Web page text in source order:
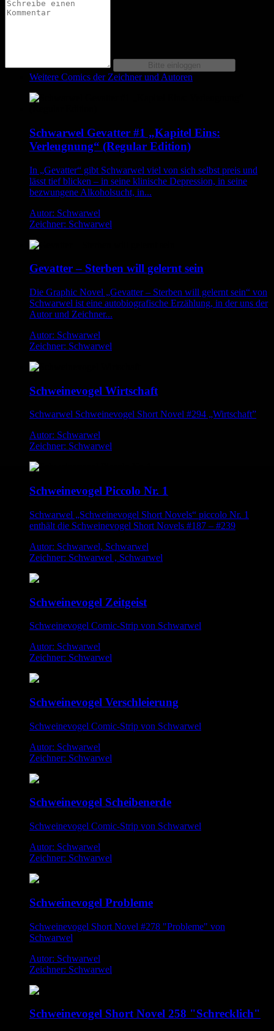
Weitere Comics der Zeichner und Autoren
Schwarwel Gevatter #1 „Kapitel Eins:
Verleugnung“ (Regular Edition)
In „Gevatter“ gibt Schwarwel viel von sich selbst preis und
lässt tief blicken – in seine klinische Depression, in seine
bezwungene Alkoholsucht, in...
Autor: Schwarwel
Zeichner: Schwarwel
Gevatter – Sterben will gelernt sein
Die Graphic Novel „Gevatter – Sterben will gelernt sein“ von
Schwarwel ist eine autobiografische Erzählung, in der uns der
Autor und Zeichner...
Autor: Schwarwel
Zeichner: Schwarwel
Schweinevogel Wirtschaft
Schwarwel Schweinevogel Short Novel #294 „Wirtschaft”
Autor: Schwarwel
Zeichner: Schwarwel
Schweinevogel Piccolo Nr. 1
Schwarwel „Schweinevogel Short Novels“ piccolo Nr. 1
enthält die Schweinevogel Short Novels #187 – #239
Autor: Schwarwel, Schwarwel
Zeichner: Schwarwel , Schwarwel
Schweinevogel Zeitgeist
Schweinevogel Comic-Strip von Schwarwel
Autor: Schwarwel
Zeichner: Schwarwel
Schweinevogel Verschleierung
Schweinevogel Comic-Strip von Schwarwel
Autor: Schwarwel
Zeichner: Schwarwel
Schweinevogel Scheibenerde
Schweinevogel Comic-Strip von Schwarwel
Autor: Schwarwel
Zeichner: Schwarwel
Schweinevogel Probleme
Schweinevogel Short Novel #278 "Probleme" von
Schwarwel
Autor: Schwarwel
Zeichner: Schwarwel
Schweinevogel Short Novel 258 "Schrecklich"